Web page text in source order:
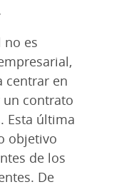
no es
centrar en
un contrato
Esta última
objetivo
de los
De